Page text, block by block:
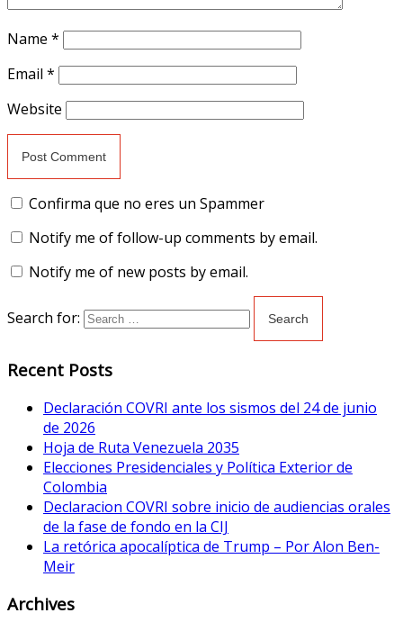
Name *
Email *
Website
Confirma que no eres un Spammer
Notify me of follow-up comments by email.
Notify me of new posts by email.
Search for:
Recent Posts
Declaración COVRI ante los sismos del 24 de junio
de 2026
Hoja de Ruta Venezuela 2035
Elecciones Presidenciales y Política Exterior de
Colombia
Declaracion COVRI sobre inicio de audiencias orales
de la fase de fondo en la CIJ
La retórica apocalíptica de Trump – Por Alon Ben-
Meir
Archives